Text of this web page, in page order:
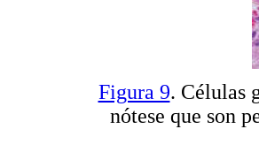
Figura 9. Células
nótese que son